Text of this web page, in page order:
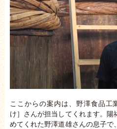
ここからの案内は、野澤食品工
け］さんが担当してくれます。
めてくれた野澤道雄さんの息子